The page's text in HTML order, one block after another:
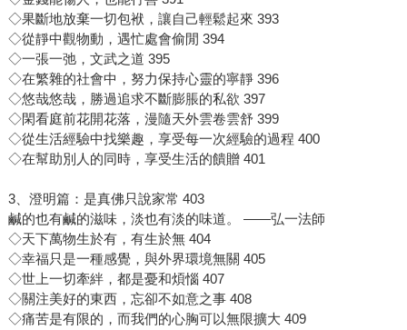
◇果斷地放棄一切包袱，讓自己輕鬆起來 393
◇從靜中觀物動，遇忙處會偷閒 394
◇一張一弛，文武之道 395
◇在繁雜的社會中，努力保持心靈的寧靜 396
◇悠哉悠哉，勝過追求不斷膨脹的私欲 397
◇閑看庭前花開花落，漫隨天外雲卷雲舒 399
◇從生活經驗中找樂趣，享受每一次經驗的過程 400
◇在幫助別人的同時，享受生活的饋贈 401
3、澄明篇：是真佛只說家常 403
鹹的也有鹹的滋味，淡也有淡的味道。 ——弘一法師
◇天下萬物生於有，有生於無 404
◇幸福只是一種感覺，與外界環境無關 405
◇世上一切牽絆，都是憂和煩惱 407
◇關注美好的東西，忘卻不如意之事 408
◇痛苦是有限的，而我們的心胸可以無限擴大 409